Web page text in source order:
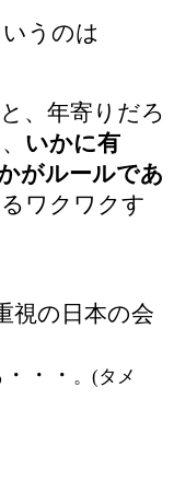
うのは
、年寄りだろ
いかに有
がルールであ
ワクワクす
視の日本の会
・・ 。(タメ